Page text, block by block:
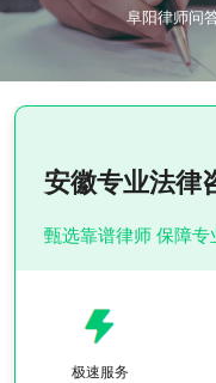
阜阳律师问
安徽专业法律
甄选靠谱律师 保障专
极速服务